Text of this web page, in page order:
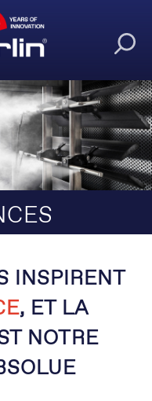
INSPIRENT
, ET LA
NOTRE